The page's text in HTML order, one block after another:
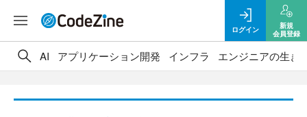
ログイン
新規
会員登録
AI アプリケーション開発 インフラ エンジニアの生き